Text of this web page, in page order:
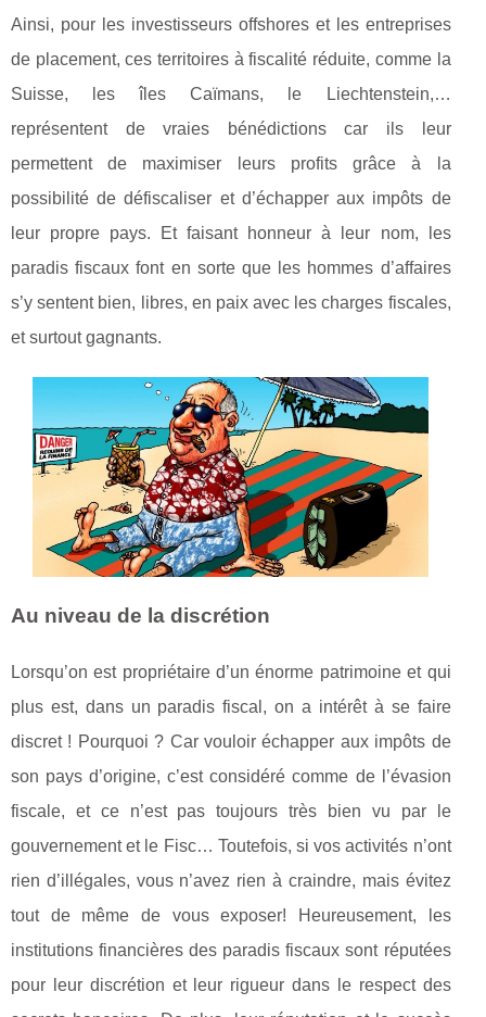
Ainsi, pour les investisseurs offshores et les entreprises
de placement, ces territoires à fiscalité réduite, comme la
Suisse, les îles Caïmans, le Liechtenstein,…
représentent de vraies bénédictions car ils leur
permettent de maximiser leurs profits grâce à la
possibilité de défiscaliser et d’échapper aux impôts de
leur propre pays. Et faisant honneur à leur nom, les
paradis fiscaux font en sorte que les hommes d’affaires
s’y sentent bien, libres, en paix avec les charges fiscales,
et surtout gagnants.
Au niveau de la discrétion
Lorsqu’on est propriétaire d’un énorme patrimoine et qui
plus est, dans un paradis fiscal, on a intérêt à se faire
discret ! Pourquoi ? Car vouloir échapper aux impôts de
son pays d’origine, c’est considéré comme de l’évasion
fiscale, et ce n’est pas toujours très bien vu par le
gouvernement et le Fisc… Toutefois, si vos activités n’ont
rien d’illégales, vous n’avez rien à craindre, mais évitez
tout de même de vous exposer! Heureusement, les
institutions financières des paradis fiscaux sont réputées
pour leur discrétion et leur rigueur dans le respect des